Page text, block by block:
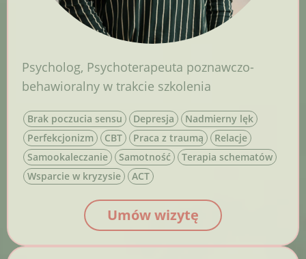
Psycholog, Psychoterapeuta poznawczo-
behawioralny w trakcie szkolenia
Brak poczucia sensu Depresja
Nadmierny lęk
Perfekcjonizm
CBT Praca z traumą
Relacje
Samookaleczanie
Samotność
Terapia schematów
Wsparcie w kryzysie
ACT
Umów wizytę